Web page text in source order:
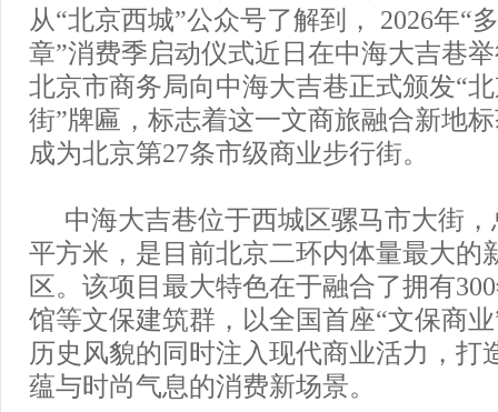
从“北京西城”公众号了解到， 2026年“
章”消费季启动仪式近日在中海大吉巷
北京市商务局向中海大吉巷正式颁发“
街”牌匾，标志着这一文商旅融合新地
成为北京第27条市级商业步行街。
中海大吉巷位于西城区骡马市大街
平方米，是目前北京二环内体量最大的
区。该项目最大特色在于融合了拥有
馆等文保建筑群，以全国首座“文保商
历史风貌的同时注入现代商业活力，打
蕴与时尚气息的消费新场景。